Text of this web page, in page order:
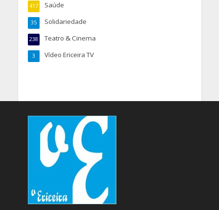
Saúde
417
Solidariedade
35
Teatro & Cinema
238
Vídeo Ericeira TV
3